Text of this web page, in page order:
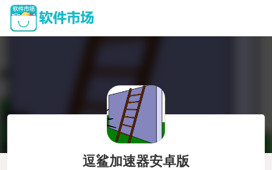
逗鲨加速器安卓版